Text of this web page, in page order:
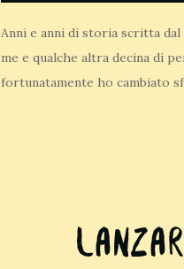
Anni e anni di storia scritta
me e qualche altra decina di
fortunatamente ho cambiato